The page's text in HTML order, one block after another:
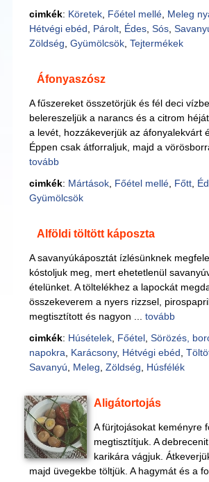
cimkék: Köretek, Főétel mellé, Meleg
Hétvégi ebéd
Párolt, Édes, Sós,
Zöldség Gyümölcsök, Tejtermékek
Áfonyaszósz
A fűszereket összetörjük és fél deci
belereszeljük a narancs és a citrom
a levét, hozzákeverjük az áfonyalekvárt
Éppen csak átforraljuk, majd a
tovább
cimkék: Mártások, Főétel mellé, Főtt,
Gyümölcsök
Alföldi töltött káposzta
A savanyúkáposztát ízlésünknek
kóstoljuk meg, mert ehetetlenül
ételünket. A töltelékhez a lapockát
összekeverem a nyers rizzsel,
megtisztított és nagyon ... tovább
cimkék: Húsételek, Főétel, Sörözés,
napokra
Karácsony, Hétvégi ebéd
Savanyú
Meleg Zöldség Húsfélék
Aligátortojás
A fürjtojásokat keményre
megtisztítjuk. A
karikára vágjuk.
majd üvegekbe töltjük. A hagymát és a